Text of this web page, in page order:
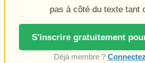
pas à côté du texte tant
S'inscrire gratuitement
Déjà membre ?